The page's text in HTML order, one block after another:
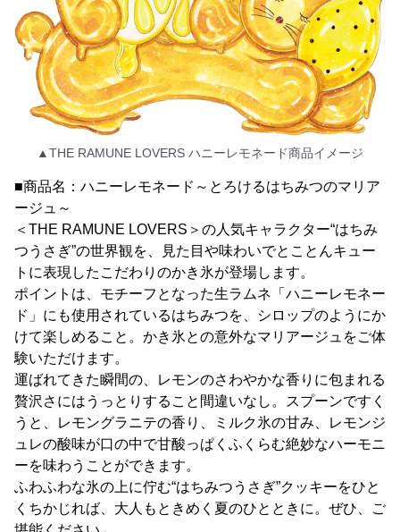
▲THE RAMUNE LOVERS ハニーレモネード商品イメージ
■商品名：ハニーレモネード～とろけるはちみつのマリア
ージュ～
＜THE RAMUNE LOVERS＞の人気キャラクター“はちみ
つうさぎ”の世界観を、見た目や味わいでとことんキュー
トに表現したこだわりのかき氷が登場します。
ポイントは、モチーフとなった生ラムネ「ハニーレモネー
ド」にも使用されているはちみつを、シロップのようにか
けて楽しめること。かき氷との意外なマリアージュをご体
験いただけます。
運ばれてきた瞬間の、レモンのさわやかな香りに包まれる
贅沢さにはうっとりすること間違いなし。スプーンですく
うと、レモングラニテの香り、ミルク氷の甘み、レモンジ
ュレの酸味が口の中で甘酸っぱくふくらむ絶妙なハーモニ
ーを味わうことができます。
ふわふわな氷の上に佇む“はちみつうさぎ”クッキーをひと
くちかじれば、大人もときめく夏のひとときに。ぜひ、ご